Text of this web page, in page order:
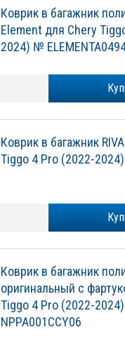
Коврик в багажник
Element для Chery
2024) №
Коврик в багажник
Tiggo 4 Pro (2022-
Коврик в багажник
оригинальный с
Tiggo 4 Pro (2022-
NPPA001CCY06